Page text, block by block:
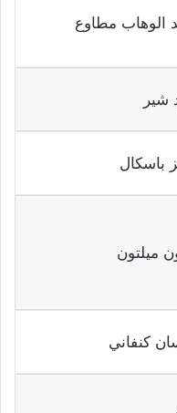
الوهاب مطاوع
شير
باسكال
ميلتون
كنفاني